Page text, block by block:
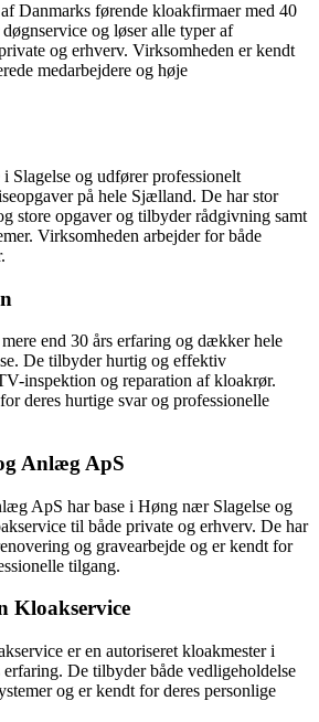
Danmarks førende kloakfirmaer med 40
og løser alle typer af
og erhverv. Virksomheden er kendt
medarbejdere og høje
Slagelse og udfører professionelt
på hele Sjælland. De har stor
store opgaver og tilbyder rådgivning samt
Virksomheden arbejder for både
end 30 års erfaring og dækker hele
De tilbyder hurtig og effektiv
inspektion og reparation af kloakrør.
deres hurtige svar og professionelle
Anlæg ApS
ApS har base i Høng nær Slagelse og
til både private og erhverv. De har
og gravearbejde og er kendt for
tilgang.
Kloakservice
er en autoriseret kloakmester i
erfaring. De tilbyder både vedligeholdelse
og er kendt for deres personlige